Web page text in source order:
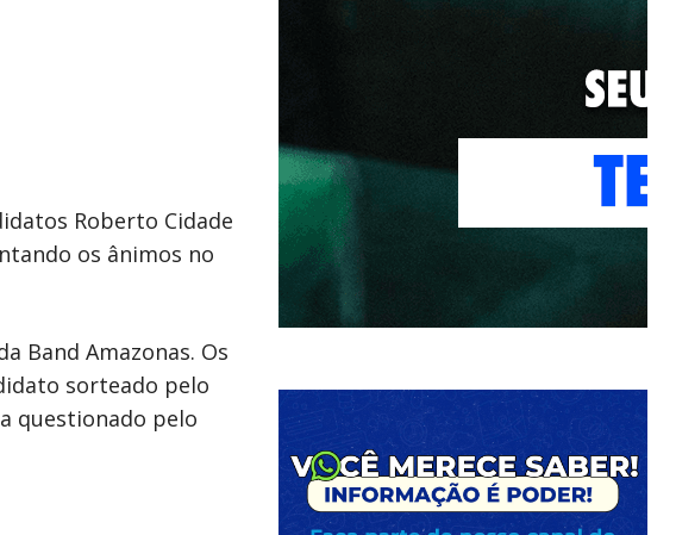
Roberto Cidade
os ânimos no
Band Amazonas. Os
sorteado pelo
questionado pelo